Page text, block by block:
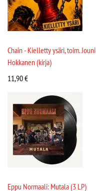
Chain - Kielletty ysäri, toim. Jouni
Hokkanen (kirja)
11,90€
Eppu Normaali: Mutala (3 LP)